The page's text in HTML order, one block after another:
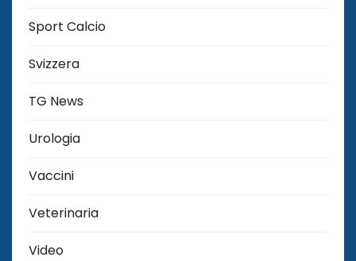
Sport Calcio
Svizzera
TG News
Urologia
Vaccini
Veterinaria
Video